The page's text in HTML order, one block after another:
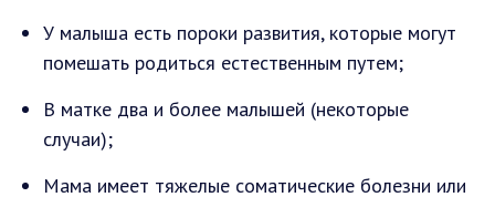
У малыша есть пороки развития, которые могут
помешать родиться естественным путем;
В матке два и более малышей (некоторые
случаи);
Мама имеет тяжелые соматические болезни или